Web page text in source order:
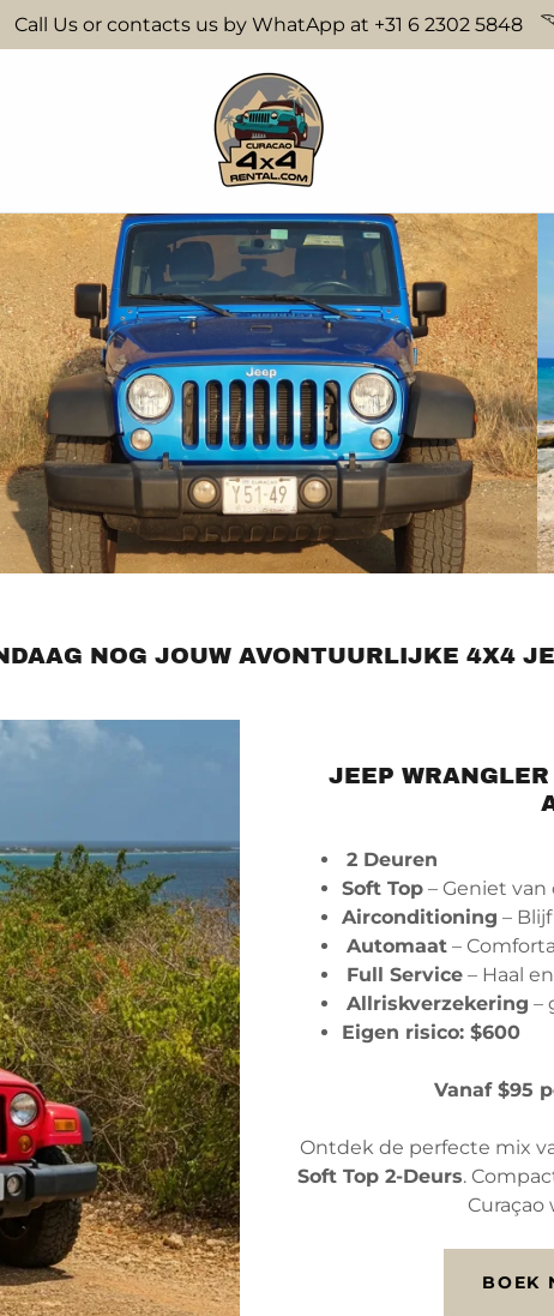
Call Us or contacts us by WhatApp at +31 6 2302 5848
NOG JOUW AVONTUURLIJKE 4X4
JEEP
2 Deuren
Soft Top– Geniet van
Airconditioning –
Automaat–
Full Service– Haal
Allriskverzekering –
Eigen risico: $600
Vanaf $95
Ontdek de perfecte mix
Soft Top 2-Deurs.
BOEK